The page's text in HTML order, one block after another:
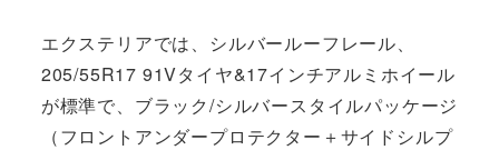
エクステリアでは、シルバールーフレール、
205/55R17 91Vタイヤ&17インチアルミホイール
が標準で、ブラック/シルバースタイルパッケージ
（フロントアンダープロテクター＋サイドシルプ